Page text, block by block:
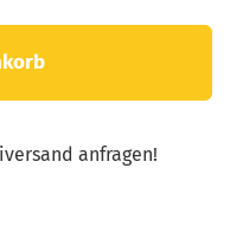
anfragen!